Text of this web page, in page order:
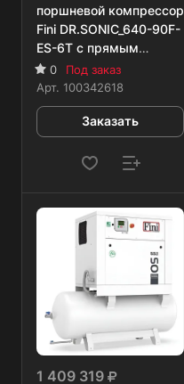
поршневой компрессор
Fini DR.SONIC_640-90F-
ES-6T с прямым
приводом
0
Под заказ
Арт. 100342618
Заказать
1 409 319